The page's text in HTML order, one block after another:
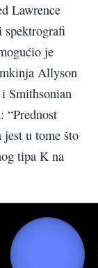
Lawrence
spektrografi
je
Allyson
Smithsonian
“Prednost
jest u tome što
tipa K na